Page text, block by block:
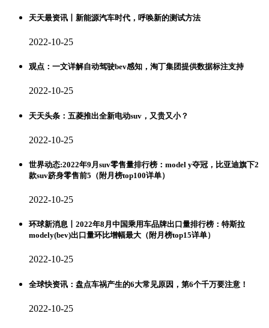
天天最资讯丨新能源汽车时代，呼唤新的测试方法
2022-10-25
观点：一文详解自动驾驶bev感知，淘丁集团提供数据标注支持
2022-10-25
天天头条：五菱推出全新电动suv，又贵又小？
2022-10-25
世界动态:2022年9月suv零售量排行榜：model y夺冠，比亚迪旗下2
款suv跻身零售前5（附月榜top100详单）
2022-10-25
环球新消息丨2022年8月中国乘用车品牌出口量排行榜：特斯拉
modely(bev)出口量环比增幅最大（附月榜top15详单）
2022-10-25
全球快资讯：盘点车祸产生的6大常见原因，第6个千万要注意！
2022-10-25